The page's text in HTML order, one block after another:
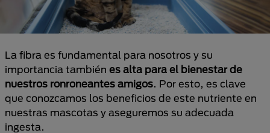
La fibra es fundamental para nosotros y su
importancia también es alta para el bienestar de
nuestros ronroneantes amigos. Por esto, es clave
que conozcamos los beneficios de este nutriente en
nuestras mascotas y aseguremos su adecuada
ingesta.